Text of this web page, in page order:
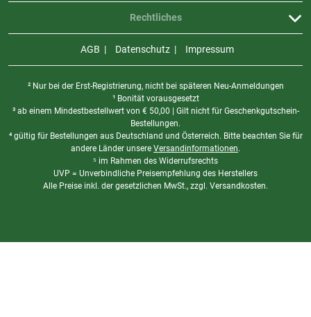
Rechtliches
AGB Datenschutz Impressum
² Nur bei der Erst-Registrierung, nicht bei späteren Neu-Anmeldungen
¹ Bonität vorausgesetzt
³ ab einem Mindestbestellwert von € 50,00 | Gilt nicht für Geschenkgutschein-
Bestellungen.
⁴ gültig für Bestellungen aus Deutschland und Österreich. Bitte beachten Sie für
andere Länder unsere Versandinformationen.
⁵ im Rahmen des Widerrufsrechts
UVP = Unverbindliche Preisempfehlung des Herstellers
Alle Preise inkl. der gesetzlichen MwSt., zzgl. Versandkosten.